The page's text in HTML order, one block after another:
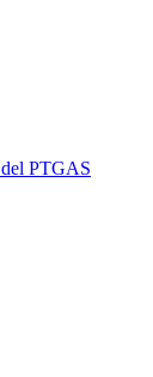
PTGAS